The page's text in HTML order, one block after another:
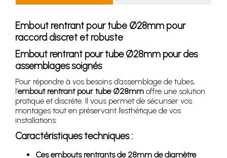
Embout rentrant pour tube Ø28mm pour
raccord discret et robuste
Embout rentrant pour tube Ø28mm pour des
assemblages soignés
Pour répondre à vos besoins d’assemblage de tubes,
l’embout rentrant pour tube Ø28mm offre une solution
pratique et discrète. Il vous permet de sécuriser vos
montages tout en préservant l’esthétique de vos
installations.
Caractéristiques techniques :
Ces embouts rentrants de 28mm de diamètre